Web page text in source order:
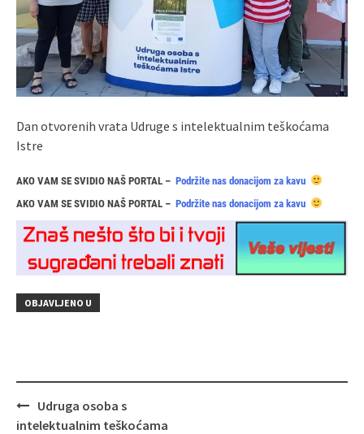
Dan otvorenih vrata Udruge s intelektualnim teškoćama
Istre
AKO VAM SE SVIDIO NAŠ PORTAL – Podržite nas donacijom za kavu
AKO VAM SE SVIDIO NAŠ PORTAL – Podržite nas donacijom za kavu
OBJAVLJENO U
Navigacija
objava
Udruga osoba s
intelektualnim teškoćama